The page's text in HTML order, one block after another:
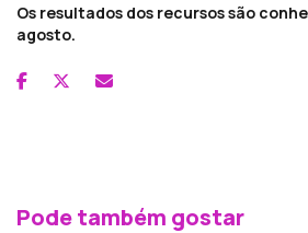
Os resultados dos recursos são
agosto.
Pode também gostar